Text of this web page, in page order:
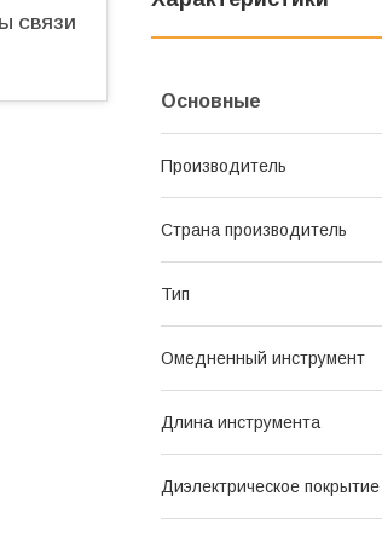
Основные
Производитель
Страна производитель
Тип
Омедненный инструмент
Длина инструмента
Диэлектрическое покрытие